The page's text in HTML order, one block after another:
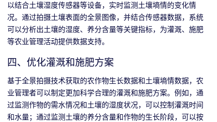
以结合土壤湿度传感器等设备，实时监测土壤墒情的变化情
况。通过拍摄土壤表面的全景图像，并结合传感器数据，系统
可以分析出土壤的湿度、养分含量等关键指标，为灌溉、施肥
等农业管理活动提供数据支持。
四、优化灌溉和施肥方案
基于全景拍摄技术获取的农作物生长数据和土壤墒情数据，农
业管理者可以制定更加科学合理的灌溉和施肥方案。例如，通
过监测作物的需水情况和土壤的湿度状况，可以控制灌溉时间
和水量；通过监测土壤的养分含量和作物的生长阶段，可以按